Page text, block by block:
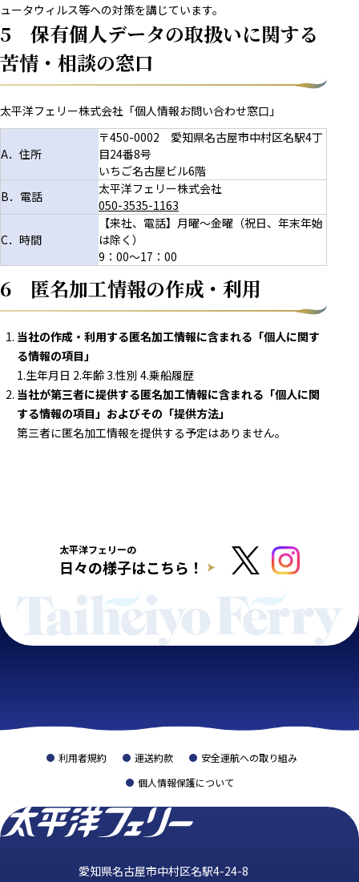
ュータウィルス等への対策を講じています。
5 保有個人データの取扱いに関する
苦情・相談の窓口
太平洋フェリー株式会社「個人情報お問い合わせ窓口」
A．住所
〒450-0002 愛知県名古屋市中村区名駅4丁
目24番8号
いちご名古屋ビル6階
B．電話
太平洋フェリー株式会社
050-3535-1163
C．時間
【来社、電話】月曜～金曜（祝日、年末年始
は除く）
9：00～17：00
6 匿名加工情報の作成・利用
当社の作成・利用する匿名加工情報に含まれる「個人に関す
る情報の項目」
1.生年月日 2.年齢 3.性別 4.乗船履歴
当社が第三者に提供する匿名加工情報に含まれる「個人に関
する情報の項目」およびその「提供方法」
第三者に匿名加工情報を提供する予定はありません。
太平洋フェリーの
日々の様子はこちら！
利用者規約 運送約款
安全運航への取り組み
個人情報保護について
愛知県名古屋市中村区名駅4-24-8